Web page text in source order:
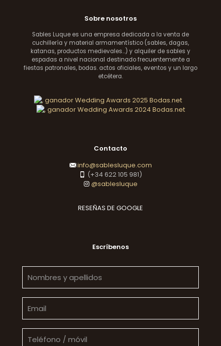
Sobre nosotros
Sables Luque es una empresa dedicada a la venta de
cuchillería y material armamentístico (sables, dagas,
katanas, productos medievales...) y alquiler de sables y
espadas a nivel nacional destinado frecuentemente a
fiestas patronales, bodas. actos oficiales, eventos y un largo
etcétera.
Contacto
info@sablesluque.com
(+34 622 105 981)
@sablesluque
RESEÑAS DE GOOGLE
Escríbenos